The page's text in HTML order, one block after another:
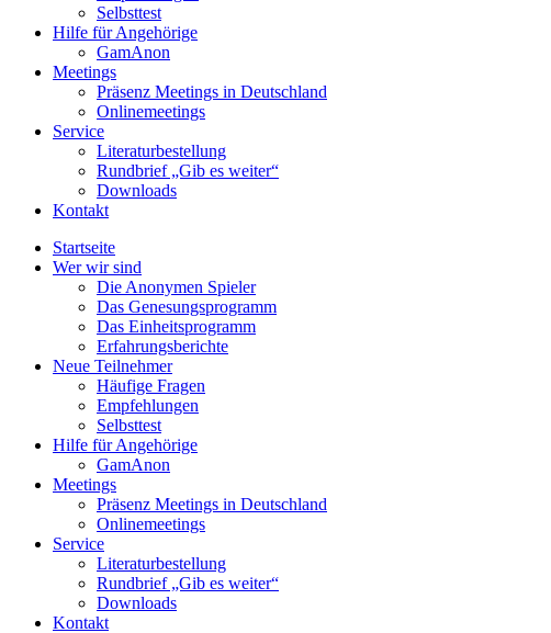
Selbsttest
Hilfe für Angehörige
GamAnon
Meetings
Präsenz Meetings in Deutschland
Onlinemeetings
Service
Literaturbestellung
Rundbrief „Gib es weiter“
Downloads
Kontakt
Startseite
Wer wir sind
Die Anonymen Spieler
Das Genesungsprogramm
Das Einheitsprogramm
Erfahrungsberichte
Neue Teilnehmer
Häufige Fragen
Empfehlungen
Selbsttest
Hilfe für Angehörige
GamAnon
Meetings
Präsenz Meetings in Deutschland
Onlinemeetings
Service
Literaturbestellung
Rundbrief „Gib es weiter“
Downloads
Kontakt